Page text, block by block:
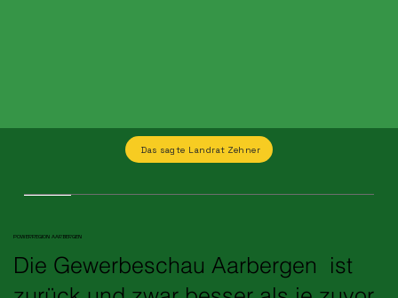
Das sagte Landrat Zehner
POWERREGION AARBERGEN
Die Gewerbeschau Aarbergen ist